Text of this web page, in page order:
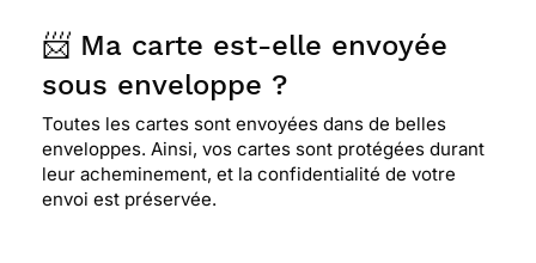
📨 Ma carte est-elle envoyée
sous enveloppe ?
Toutes les cartes sont envoyées dans de belles
enveloppes. Ainsi, vos cartes sont protégées durant
leur acheminement, et la confidentialité de votre
envoi est préservée.